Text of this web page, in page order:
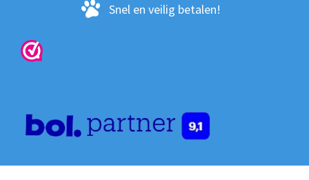
Snel en veilig betalen!